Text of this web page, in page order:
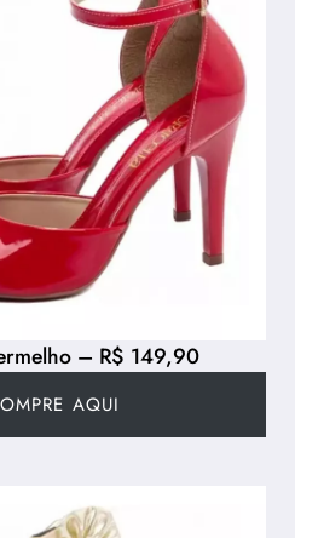
– R$ 149,90
AQUI